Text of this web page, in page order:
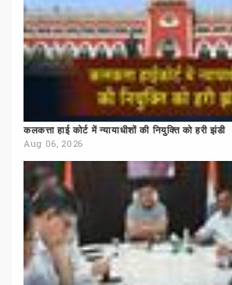
कलकत्ता हाई कोर्ट में न्यायाधीशों की नियुक्ति को हरी झंडी
Aug 06, 2026